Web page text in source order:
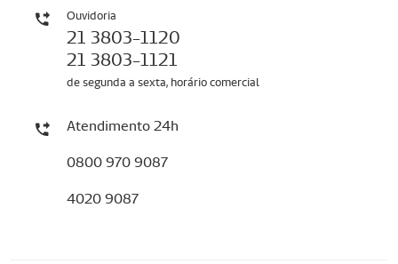
Ouvidoria
21 3803-1120
21 3803-1121
de segunda a sexta, horário comercial
Atendimento 24h
0800 970 9087
4020 9087